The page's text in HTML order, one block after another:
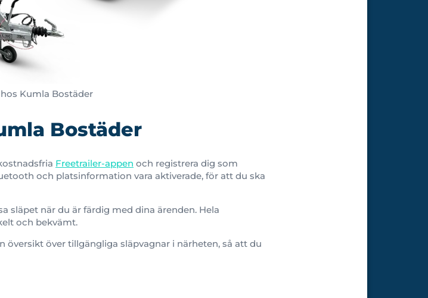
Kumla Bostäder
Bostäder
Freetrailer-appen och registrera dig som
och platsinformation vara aktiverade, för att du ska
släpet när du är färdig med dina ärenden. Hela
och bekvämt.
översikt över tillgängliga släpvagnar i närheten, så att du